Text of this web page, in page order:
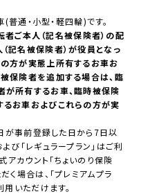
通・小型・軽四輪)です。
ご本人（記名被保険者）の配
記名被保険者）が役員となっ
方が実態上所有するお車お
保険者を追加する場合は、臨
所有するお車、臨時被保険
お車およびこれらの方が実
事前登録した日から7日以
び「レギュラープラン」はご利
アカウント「ちょいのり保険
場合は、「プレミアムプラ
用いただけます。